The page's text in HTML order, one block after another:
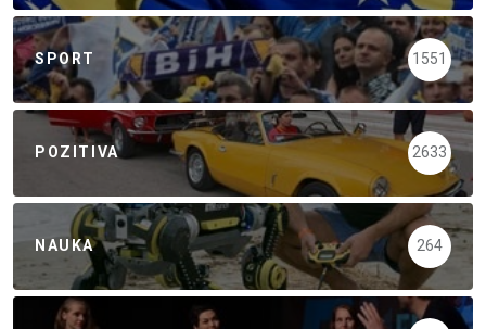
SPORT 1551
POZITIVA 2633
NAUKA 264